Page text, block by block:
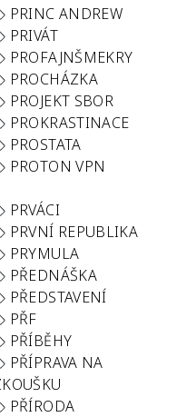
PRINC ANDREW
PRIVÁT
PROFAJNŠMEKRY
PROCHÁZKA
PROJEKT SBOR
PROKRASTINACE
PROSTATA
PROTON VPN
PRVÁCI
PRVNÍ REPUBLIKA
PRYMULA
PŘEDNÁŠKA
PŘEDSTAVENÍ
PŘF
PŘÍBĚHY
PŘÍPRAVA NA
PŘÍRODA